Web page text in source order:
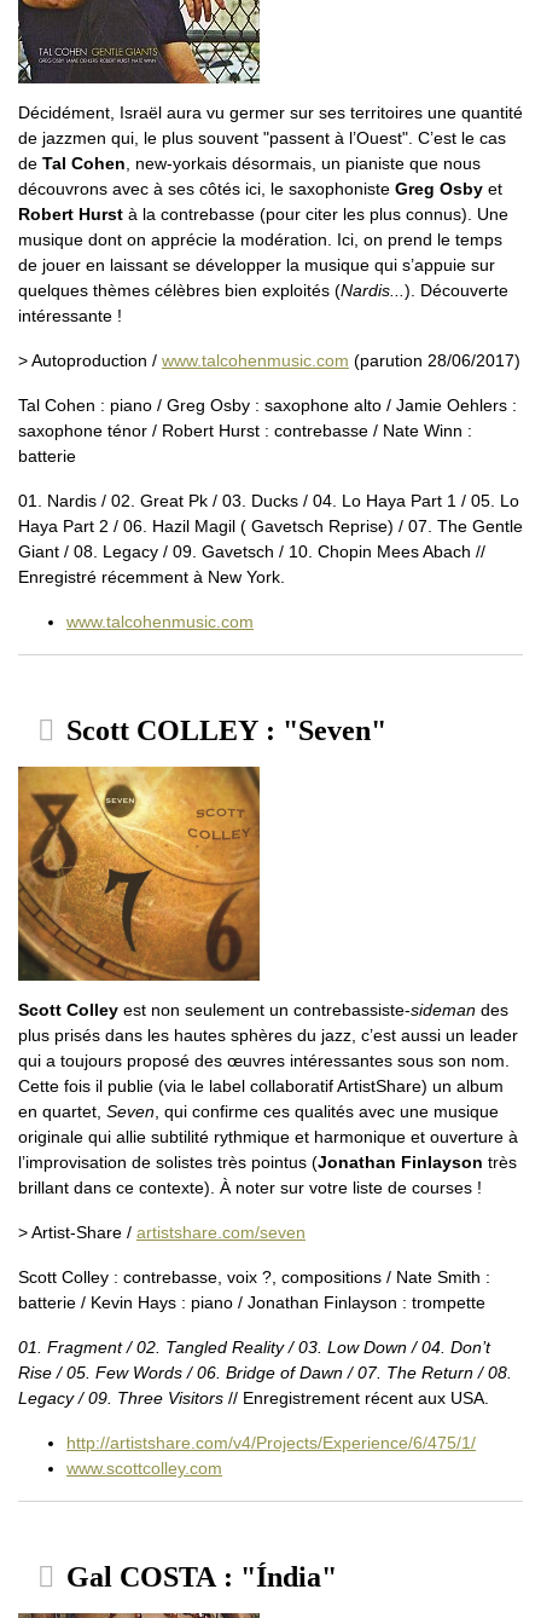
Décidément, Israël aura vu germer sur ses territoires une quantité
de jazzmen qui, le plus souvent "passent à l’Ouest". C’est le cas
de Tal Cohen , new-yorkais désormais, un pianiste que nous
découvrons avec à ses côtés ici, le saxophoniste Greg Osby et
Robert Hurst à la contrebasse (pour citer les plus connus). Une
musique dont on apprécie la modération. Ici, on prend le temps
de jouer en laissant se développer la musique qui s’appuie sur
quelques thèmes célèbres bien exploités (Nardis... ). Découverte
intéressante !
> Autoproduction / www.talcohenmusic.com (parution 28/06/2017)
Tal Cohen : piano / Greg Osby : saxophone alto / Jamie Oehlers :
saxophone ténor / Robert Hurst : contrebasse / Nate Winn :
batterie
01. Nardis / 02. Great Pk / 03. Ducks / 04. Lo Haya Part 1 / 05. Lo
Haya Part 2 / 06. Hazil Magil ( Gavetsch Reprise) / 07. The Gentle
Giant / 08. Legacy / 09. Gavetsch / 10. Chopin Mees Abach //
Enregistré récemment à New York.
www.talcohenmusic.com
Scott COLLEY : "Seven"
Scott Colley est non seulement un contrebassiste-sideman des
plus prisés dans les hautes sphères du jazz, c’est aussi un leader
qui a toujours proposé des œuvres intéressantes sous son nom.
Cette fois il publie (via le label collaboratif ArtistShare) un album
en quartet, Seven , qui confirme ces qualités avec une musique
originale qui allie subtilité rythmique et harmonique et ouverture à
l’improvisation de solistes très pointus (Jonathan Finlayson très
brillant dans ce contexte). À noter sur votre liste de courses !
> Artist-Share / artistshare.com/seven
Scott Colley : contrebasse, voix ?, compositions / Nate Smith :
batterie / Kevin Hays : piano / Jonathan Finlayson : trompette
01. Fragment / 02. Tangled Reality / 03. Low Down / 04. Don’t
Rise / 05. Few Words / 06. Bridge of Dawn / 07. The Return / 08.
Legacy / 09. Three Visitors // Enregistrement récent aux USA.
http://artistshare.com/v4/Projects/Experience/6/475/1/
www.scottcolley.com
Gal COSTA : "Índia"